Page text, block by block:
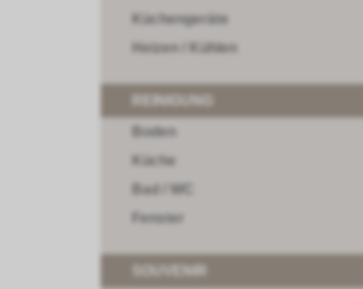
Küchengeräte
Heizen / Kühlen
REINIGUNG
Boden
Küche
Bad / WC
Fenster